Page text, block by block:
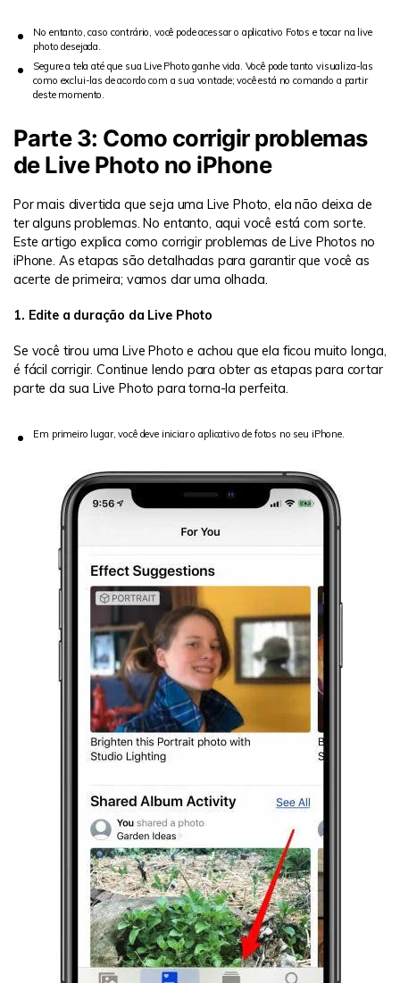
No entanto, caso contrário, você pode acessar o aplicativo Fotos e tocar na live
photo desejada.
Segure a tela até que sua Live Photo ganhe vida. Você pode tanto visualiza-las
como exclui-las de acordo com a sua vontade; você está no comando a partir
deste momento.
Parte 3: Como corrigir problemas
de Live Photo no iPhone
Por mais divertida que seja uma Live Photo, ela não deixa de
ter alguns problemas. No entanto, aqui você está com sorte.
Este artigo explica como corrigir problemas de Live Photos no
iPhone. As etapas são detalhadas para garantir que você as
acerte de primeira; vamos dar uma olhada.
1. Edite a duração da Live Photo
Se você tirou uma Live Photo e achou que ela ficou muito longa,
é fácil corrigir. Continue lendo para obter as etapas para cortar
parte da sua Live Photo para torna-la perfeita.
Em primeiro lugar, você deve iniciar o aplicativo de fotos no seu iPhone.